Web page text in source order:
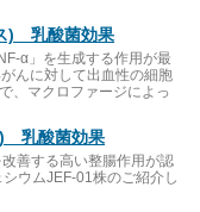
) 乳酸菌効果
α」を生成する作用が最
んに対して出血性の細胞
、マクロファージによっ
) 乳酸菌効果
善する高い整腸作用が認
ウムJEF-01株のご紹介し